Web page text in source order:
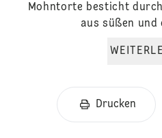
Mohntorte besticht
aus süßen
Drucken